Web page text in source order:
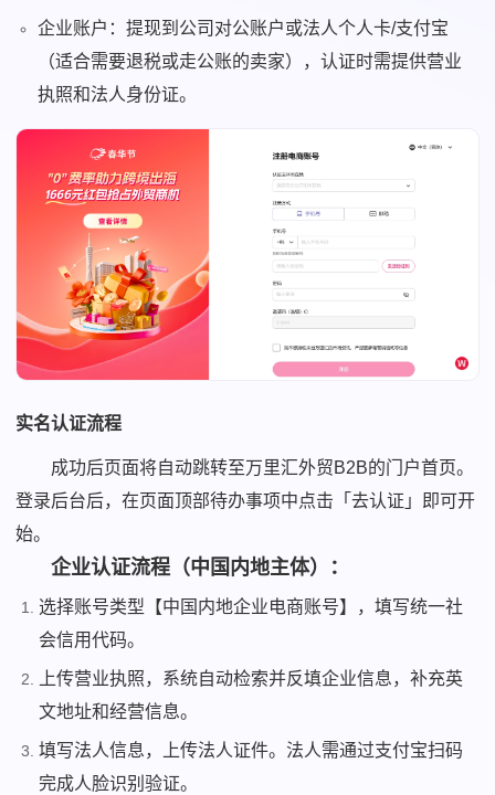
企业账户：提现到公司对公账户或法人个人卡/支付宝
（适合需要退税或走公账的卖家），认证时需提供营业
执照和法人身份证。
实名认证流程
成功后页面将自动跳转至万里汇外贸B2B的门户首页。
登录后台后，在页面顶部待办事项中点击「去认证」即可开
始。
企业认证流程（中国内地主体）：
选择账号类型【中国内地企业电商账号】，填写统一社
会信用代码。
上传营业执照，系统自动检索并反填企业信息，补充英
文地址和经营信息。
填写法人信息，上传法人证件。法人需通过支付宝扫码
完成人脸识别验证。